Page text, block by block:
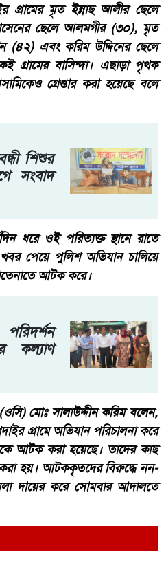
মৃত ইন্নাছ আলীর ছেলে
ছেলে আলমগীর (৩০), মৃত
(৪২) এবং করিম উদ্দিনের ছেলে
গ্রামের বাসিন্দা। এছাড়া পৃথক
গ্রেপ্তার করা হয়েছে বলে
শিশুর
সংবাদ
ধরে ওই পরিত্যক্ত স্থানে রাতে
পেয়ে পুলিশ অভিযান চালিয়ে
আটক করে।
পরিদর্শন
কল্যাণ
(ওসি) মোঃ সালাউদ্দীন করিম বলেন,
গ্রামে অভিযান পরিচালনা করে
আটক করা হয়েছে। তাদের কাছ
হয়। আটককৃতদের বিরুদ্ধে নন-
দায়ের করে সোমবার আদালতে